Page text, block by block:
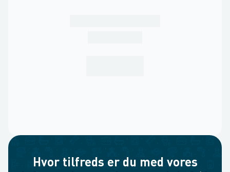
Hvor tilfreds er du med vores